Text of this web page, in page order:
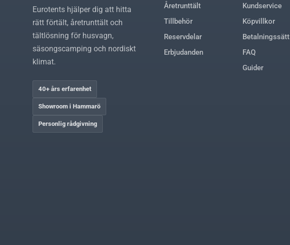
Eurotents hjälper dig att hitta
rätt förtält, åretrunttält och
tältlösning för husvagn,
säsongscamping och nordiskt
klimat.
40+ års erfarenhet
Showroom i Hammarö
Personlig rådgivning
Åretrunttält
Tillbehör
Reservdelar
Erbjudanden
Kundservice
Köpvillkor
Betalningssätt
FAQ
Guider